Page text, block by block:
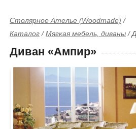
Столярное Ателье (Woodmade) /
Каталог /Мягкая мебель, диваны /
Диван «Ампир»